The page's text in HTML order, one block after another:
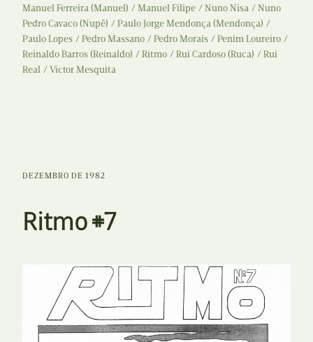
Manuel Ferreira (Manuel)
Manuel Filipe Nuno Nisa
Nuno
Pedro Cavaco (Nupê)
Paulo Jorge Mendonça (Mendonça)
Paulo Lopes
Pedro Massano Pedro Morais
Penim Loureiro
Reinaldo Barros (Reinaldo)
Ritmo Rui Cardoso (Ruca)
Rui
Real
Victor Mesquita
DEZEMBRO DE 1982
Ritmo #7